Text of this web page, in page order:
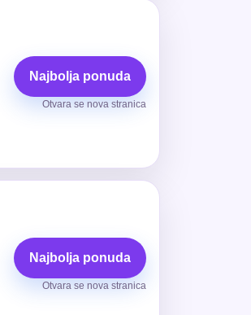
Najbolja ponuda
Otvara se nova stranica
Najbolja ponuda
Otvara se nova stranica